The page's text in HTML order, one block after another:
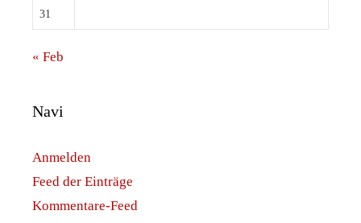
31
« Feb
Navi
Anmelden
Feed der Einträge
Kommentare-Feed